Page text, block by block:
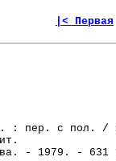
|< Первая
: пер. с пол. /
- 1979. - 631